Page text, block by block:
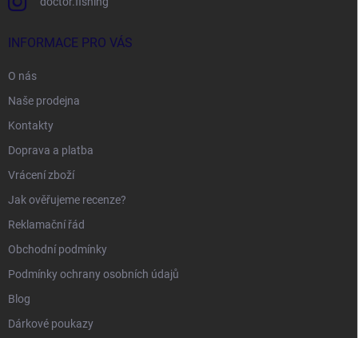
INFORMACE PRO VÁS
O nás
Naše prodejna
Kontakty
Doprava a platba
Vrácení zboží
Jak ověřujeme recenze?
Reklamační řád
Obchodní podmínky
Podmínky ochrany osobních údajů
Blog
Dárkové poukazy